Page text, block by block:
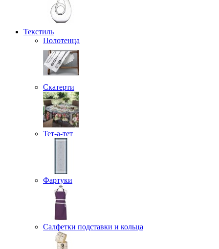
Текстиль
Полотенца
Скатерти
Тет-а-тет
Фартуки
Салфетки подставки и кольца